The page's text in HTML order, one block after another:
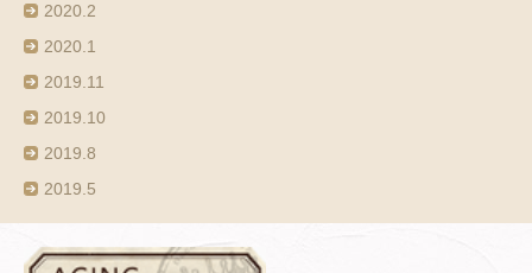
2020.2
2020.1
2019.11
2019.10
2019.8
2019.5